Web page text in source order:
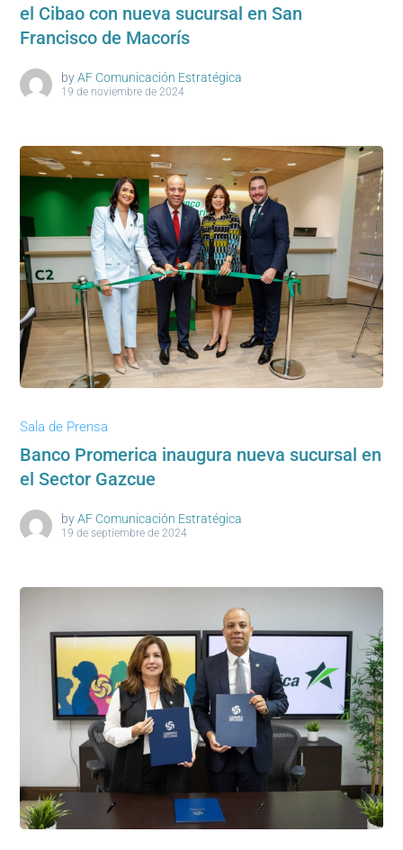
el Cibao con nueva sucursal en San
Francisco de Macorís
by AF Comunicación Estratégica
19 de noviembre de 2024
Sala de Prensa
Banco Promerica inaugura nueva sucursal en
el Sector Gazcue
by AF Comunicación Estratégica
19 de septiembre de 2024